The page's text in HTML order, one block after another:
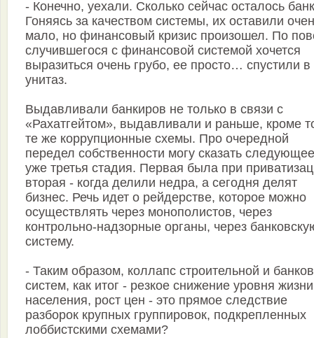
- Конечно, уехали. Сколько сейчас осталось
Гоняясь за качеством системы, их оставили
мало, но финансовый кризис произошел. По
случившегося с финансовой системой хочется
выразиться очень грубо, ее просто… спустили в
унитаз.
Выдавливали банкиров не только в связи с
«Рахатгейтом», выдавливали и раньше, кроме
те же коррупционные схемы. Про очередной
передел собственности могу сказать
уже третья стадия. Первая была при
вторая - когда делили недра, а сегодня делят
бизнес. Речь идет о рейдерстве, которое можно
осуществлять через монополистов, через
контрольно-надзорные органы, через
систему.
- Таким образом, коллапс строительной и
систем, как итог - резкое снижение уровня жизни
населения, рост цен - это прямое следствие
разборок крупных группировок, подкрепленных
лоббистскими схемами?